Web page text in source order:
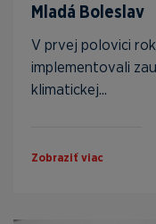
Mladá Boleslav
V prvej polovici
implementovali
klimatickej...
Zobraziť viac